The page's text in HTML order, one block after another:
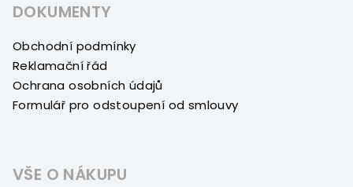
DOKUMENTY
Obchodní podmínky
Reklamační řád
Ochrana osobních údajů
Formulář pro odstoupení od smlouvy
VŠE O NÁKUPU